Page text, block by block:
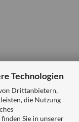
Technologien
Drittanbietern,
die Nutzung
Sie in unserer